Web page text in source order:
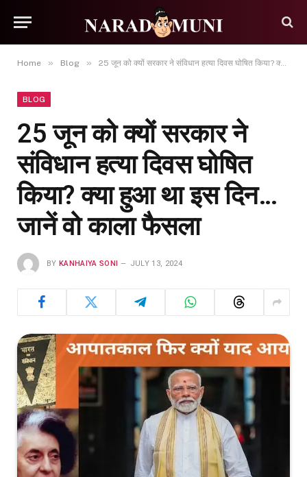
Home » Blog » 25 जून को क्यों सरकार ने संविधान हत्या दिवस घोषित किया? क्या हुआ था इस दिन…जानें वो काला फैसला
BLOG
25 जून को क्यों सरकार ने
संविधान हत्या दिवस घोषित
किया? क्या हुआ था इस दिन…
जानें वो काला फैसला
BY KANHAIYA SONI JULY 13, 2024